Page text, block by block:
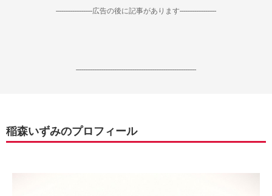
--------------------広告の後に記事があります--------------------
------------------------------------------------------------------
稲森いずみのプロフィール